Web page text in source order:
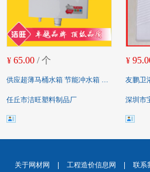
¥ 65.00 / 个
供应超薄马桶水箱 节能冲水箱 座便器水箱 节能冲水箱 款式多样
任丘市洁旺塑料制品厂
¥
友鹏卫浴陶瓷蹲便器
深圳市
关于网材网 工程造价信息网
联系